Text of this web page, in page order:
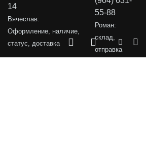
14
Вячеслав:
Оформление, наличие,
статус, доставка
55-88
Роман:
склад,
отправка